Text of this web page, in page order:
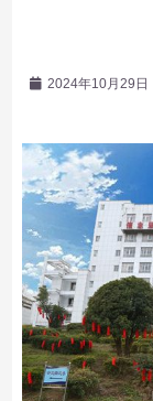
2024年10月29日